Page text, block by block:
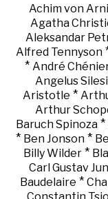
Achim von
Agatha
Aleksandar
Alfred Tennyson
* André
Angelus
Aristotle *
Arthur
Baruch Spinoza *
* Ben Jonson*
Billy Wilder*
Carl Gustav
Baudelaire *